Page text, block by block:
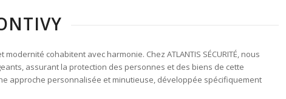
cohabitent avec harmonie. Chez ATLANTIS SÉCURITÉ, nous
assurant la protection des personnes et des biens de cette
approche personnalisée et minutieuse, développée spécifiquement